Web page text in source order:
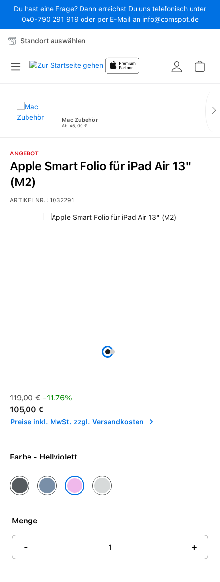
Zum Hauptinhalt springen
Du hast eine Frage? Dann erreichst Du uns telefonisch unter
040-790 291 919 oder per E-Mail an info@comspot.de
Standort auswählen
Mac Zubehör
Ab 45,00 €
Bildergalerie überspringen
ANGEBOT
Apple Smart Folio für iPad Air 13"
(M2)
ARTIKELNR.:1032291
Verkaufspreis:
Regulärer Preis:
119,00 € -11.76%
105,00 €
Preise inkl. MwSt. zzgl. Versandkosten
Farbe - Hellviolett
AnthrazitDenim HellviolettSalbei
Menge
- +